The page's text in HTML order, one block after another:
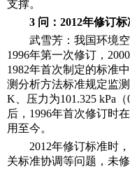
支撑。
3 问：2012年修订
武雪芳：我国环境
1996年第一次修订，
1982年首次制定的标准
测分析方法标准规定监
K、压力为101.325 kPa
后，1996年首次修订时
用至今。
2012年修订标准时
关标准协调等问题，未